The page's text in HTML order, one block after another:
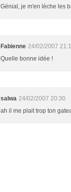
Génial, je m'en lèche les
Fabienne 24/02/2007
Quelle bonne idée !
salwa 24/02/2007 20:30
ah il me plait trop ton